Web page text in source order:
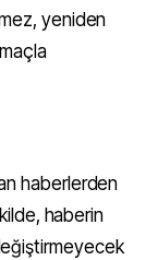
yeniden
haberlerden
haberin